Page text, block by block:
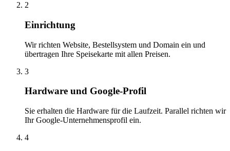
2
Einrichtung
Wir richten Website, Bestellsystem und Domain ein und
übertragen Ihre Speisekarte mit allen Preisen.
3
Hardware und Google-Profil
Sie erhalten die Hardware für die Laufzeit. Parallel richten wir
Ihr Google-Unternehmensprofil ein.
4